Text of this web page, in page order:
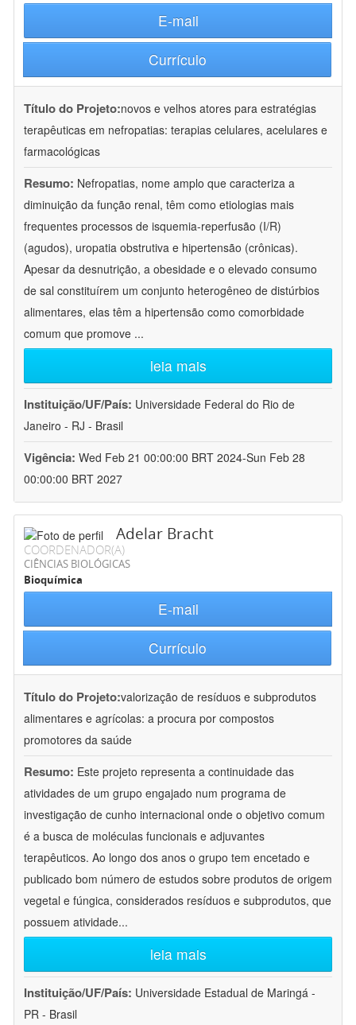
E-mail
Currículo
Título do Projeto:novos e velhos atores para estratégias
terapêuticas em nefropatias: terapias celulares, acelulares e
farmacológicas
Resumo: Nefropatias, nome amplo que caracteriza a
diminuição da função renal, têm como etiologias mais
frequentes processos de isquemia-reperfusão (I/R)
(agudos), uropatia obstrutiva e hipertensão (crônicas).
Apesar da desnutrição, a obesidade e o elevado consumo
de sal constituírem um conjunto heterogêneo de distúrbios
alimentares, elas têm a hipertensão como comorbidade
comum que promove ...
leia mais
Instituição/UF/País: Universidade Federal do Rio de
Janeiro - RJ - Brasil
Vigência: Wed Feb 21 00:00:00 BRT 2024-Sun Feb 28
00:00:00 BRT 2027
Adelar Bracht
COORDENADOR(A)
CIÊNCIAS BIOLÓGICAS
Bioquímica
E-mail
Currículo
Título do Projeto:valorização de resíduos e subprodutos
alimentares e agrícolas: a procura por compostos
promotores da saúde
Resumo: Este projeto representa a continuidade das
atividades de um grupo engajado num programa de
investigação de cunho internacional onde o objetivo comum
é a busca de moléculas funcionais e adjuvantes
terapêuticos. Ao longo dos anos o grupo tem encetado e
publicado bom número de estudos sobre produtos de origem
vegetal e fúngica, considerados resíduos e subprodutos, que
possuem atividade...
leia mais
Instituição/UF/País: Universidade Estadual de Maringá -
PR - Brasil